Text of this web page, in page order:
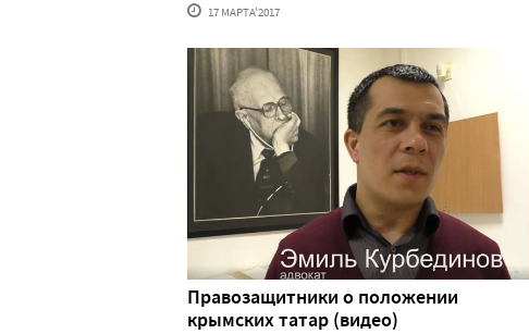
17 МАРТА'2017
Правозащитники о положении
крымских татар (видео)